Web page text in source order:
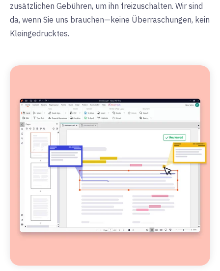
zusätzlichen Gebühren, um ihn freizuschalten. Wir sind
da, wenn Sie uns brauchen—keine Überraschungen, kein
Kleingedrucktes.